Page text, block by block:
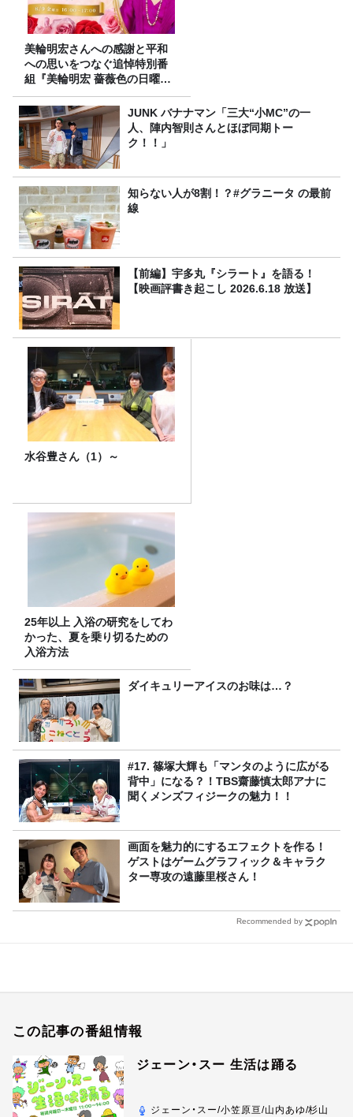
美輪明宏さんへの感謝と平和
への思いをつなぐ追悼特別番
組『美輪明宏 薔薇色の日曜日
～ごきげんよう、ルンルン
～』8/9（日）16時放送JUNK バナナマン「三大“小MC”の一
人、陣内智則さんとほぼ同期トー
ク！！」
知らない人が8割！？#グラニータ の最前
線
【前編】宇多丸『シラート』を語る！
【映画評書き起こし 2026.6.18 放送】
水谷豊さん（1）～
25年以上 入浴の研究をしてわ
かった、夏を乗り切るための
入浴方法
ダイキュリーアイスのお味は…？
#17. 篠塚大輝も「マンタのように広がる
背中」になる？！TBS齋藤慎太郎アナに
聞くメンズフィジークの魅力！！
画面を魅力的にするエフェクトを作る！
ゲストはゲームグラフィック＆キャラク
ター専攻の遠藤里桜さん！
Recommended by
この記事の番組情報
ジェーン・スー 生活は踊る
ジェーン・スー/小笠原亘/山内あゆ/杉山